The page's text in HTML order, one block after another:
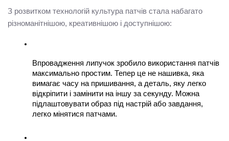
З розвитком технологій культура патчів стала набагато
різноманітнішою, креативнішою і доступнішою:
Впровадження липучок зробило використання патчів
максимально простим. Тепер це не нашивка, яка
вимагає часу на пришивання, а деталь, яку легко
відкріпити і замінити на іншу за секунду. Можна
підлаштовувати образ під настрій або завдання,
легко мінятися патчами.